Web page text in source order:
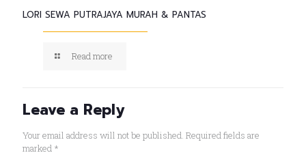
LORI SEWA PUTRAJAYA MURAH & PANTAS
Read more
Leave a Reply
Your email address will not be published. Required fields are
marked *